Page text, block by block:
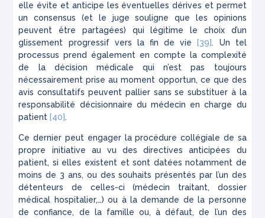
elle évite et anticipe les éventuelles dérives et permet
un consensus (et le juge souligne que les opinions
peuvent être partagées) qui légitime le choix d’un
glissement progressif vers la fin de vie
[39]. Un tel
processus prend également en compte la complexité
de la décision médicale qui n’est pas toujours
nécessairement prise au moment opportun, ce que des
avis consultatifs peuvent pallier sans se substituer à la
responsabilité décisionnaire du médecin en charge du
patient [40].
Ce dernier peut engager la procédure collégiale de sa
propre initiative au vu des directives anticipées du
patient, si elles existent et sont datées notamment de
moins de 3 ans, ou des souhaits présentés par l’un des
détenteurs de celles-ci (médecin traitant, dossier
médical hospitalier,…) ou à la demande de la personne
de confiance, de la famille ou, à défaut, de l’un des